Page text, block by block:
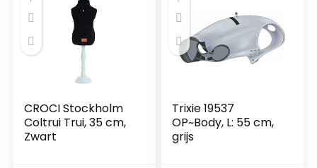
Honden Katten
Puppy Roze Rood
Blauw Grijs Gras –
Gewicht 1.2-9.0
KGS, X-Large
CROCI Stockholm
Coltrui Trui, 35 cm,
Zwart
Trixie 19537
OP~Body, L: 55 cm,
grijs